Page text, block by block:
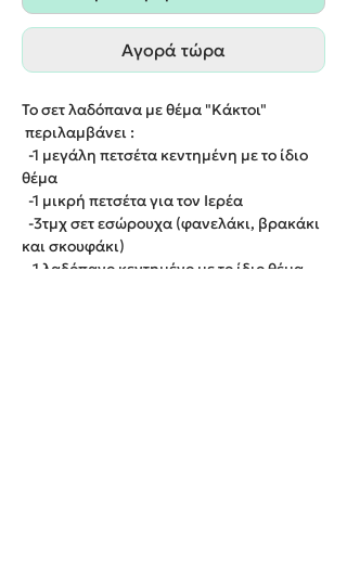
Αγορά τώρα
Το σετ λαδόπανα με θέμα "Κάκτοι"
περιλαμβάνει :
-1 μεγάλη πετσέτα κεντημένη με το ίδιο
θέμα
-1 μικρή πετσέτα για τον Ιερέα
-3τμχ σετ εσώρουχα (φανελάκι, βρακάκι
και σκουφάκι)
-1 λαδόπανο κεντημένο με το ίδιο θέμα